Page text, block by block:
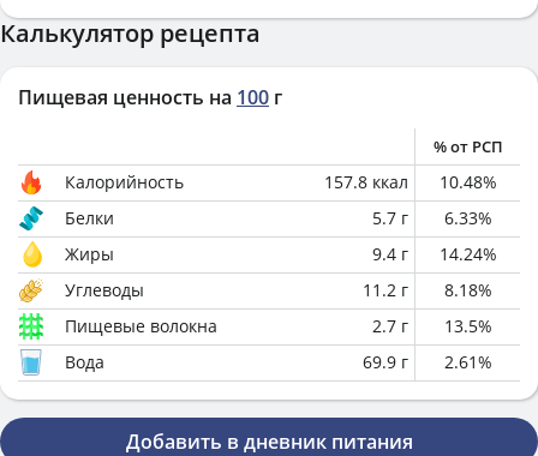
Калькулятор рецепта
Пищевая ценность на 100 г
% от РСП
Калорийность 157.8 ккал 10.48%
Белки
5.7 г 6.33%
Жиры
9.4 г 14.24%
Углеводы
11.2 г 8.18%
Пищевые волокна
2.7 г 13.5%
Вода
69.9 г 2.61%
Добавить в дневник питания